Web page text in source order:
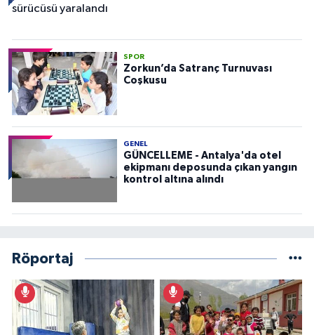
SPOR
Zorkun’da Satranç Turnuvası
Coşkusu
GENEL
GÜNCELLEME - Antalya'da otel
ekipmanı deposunda çıkan yangın
kontrol altına alındı
Röportaj